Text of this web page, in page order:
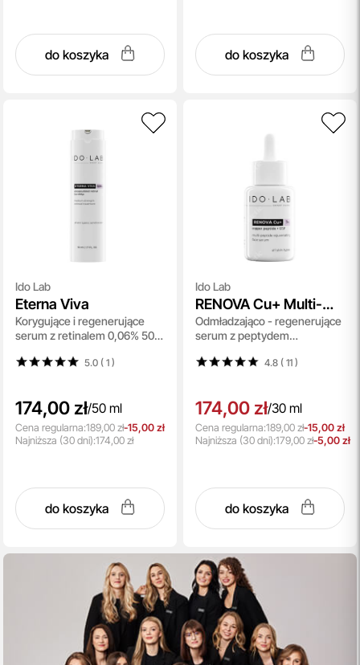
do koszyka do koszyka
Ido Lab
Eterna Viva
Korygujące i regenerujące
serum z retinalem 0,06% 50
5.0 ( 1)
174,00 zł/50 ml
Cena regularna:189,00 zł-15,00 zł
Najniższa (30 dni):174,00 zł
do koszyka
Ido Lab
RENOVA Cu+ Multi-
Peptide Rejuvenating
Face Serum
Odmładzająco - regenerujące
serum z peptydem
4.8 ( 11)
174,00 zł/30 ml
Cena regularna:189,00 zł-15,00 zł
Najniższa (30 dni):179,00 zł-5,00 zł
do koszyka